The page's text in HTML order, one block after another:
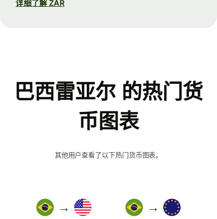
详细了解 ZAR
巴西雷亚尔 的热门货
币图表
其他用户查看了以下热门货币图表。
→ →